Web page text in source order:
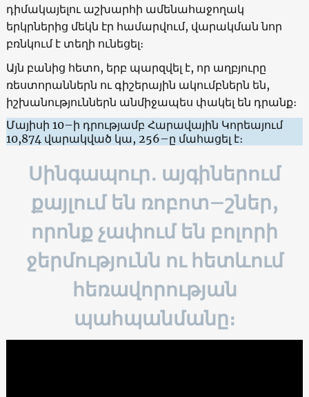
դիմակայելու աշխարհի ամենահաջողակ
երկրներից մեկն էր համարվում, վարակման նոր
բռնկում է տեղի ունեցել։
Այն բանից հետո, երբ պարզվել է, որ աղբյուրը
ռեստորաններն ու գիշերային ակումբներն են,
իշխանություններն անմիջապես փակել են դրանք։
Մայիսի 10–ի դրությամբ Հարավային Կորեայում
10,874 վարակված կա, 256–ը մահացել է։
Սինգապուր․ այգիներում
քայլում են ռոբոտ–շներ,
որոնք չափում են բոլորի
ջերմությունն ու հետևում
հեռավորության
պահպանմանը։